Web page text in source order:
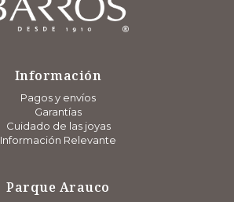
Información
Pagos y envíos
Garantías
Cuidado de las joyas
Información Relevante
Parque Arauco